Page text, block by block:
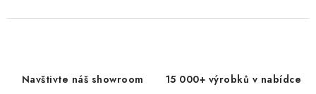
Navštivte náš showroom 15 000+ výrobků v nabídce